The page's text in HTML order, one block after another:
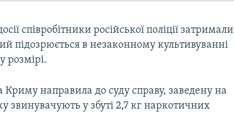
співробітники російської поліції затримали
підозрюється в незаконному культивуванні
розмірі.
Криму направила до суду справу, заведену на
звинувачують у збуті 2,7 кг наркотичних